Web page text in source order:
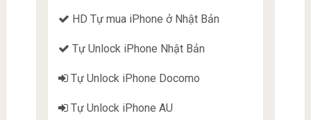
HD Tự mua iPhone ở Nhật Bản
Tự Unlock iPhone Nhật Bản
Tự Unlock iPhone Docomo
Tự Unlock iPhone AU